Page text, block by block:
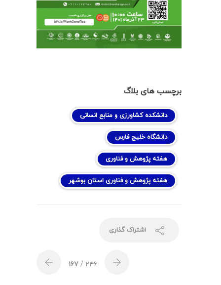
برچسب های بلاگ
دانشکده کشاورزی و منابع انسانی
دانشگاه خلیج فارس
هفته پژوهش و فناوری
هفته پژوهش و فناوری استان بوشهر
اشتراک گذاری
۱۶۷ / ۲۴۶